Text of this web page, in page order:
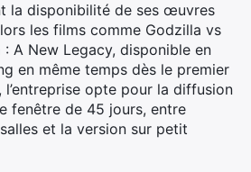
la disponibilité de ses œuvres
les films comme Godzilla vs
: A New Legacy, disponible en
en même temps dès le premier
l’entreprise opte pour la diffusion
fenêtre de 45 jours, entre
et la version sur petit